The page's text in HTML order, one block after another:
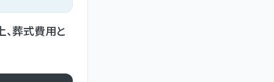
葬式費用と